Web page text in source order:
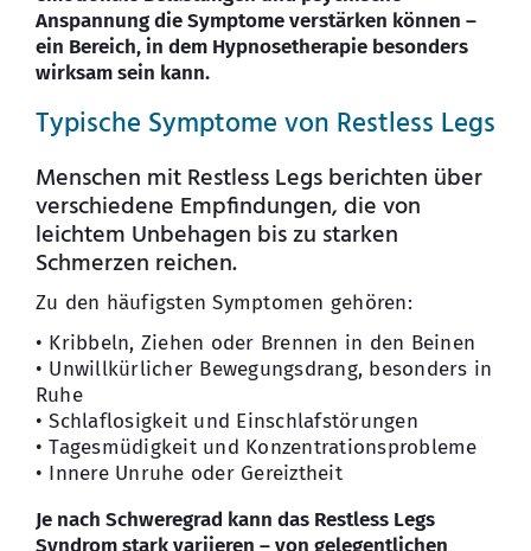
Anspannung die Symptome verstärken können –
ein Bereich, in dem Hypnosetherapie besonders
wirksam sein kann.
Typische Symptome von Restless Legs
Menschen mit Restless Legs berichten über
verschiedene Empfindungen, die von
leichtem Unbehagen bis zu starken
Schmerzen reichen.
Zu den häufigsten Symptomen gehören:
• Kribbeln, Ziehen oder Brennen in den Beinen
• Unwillkürlicher Bewegungsdrang, besonders in
Ruhe
• Schlaflosigkeit und Einschlafstörungen
• Tagesmüdigkeit und Konzentrationsprobleme
• Innere Unruhe oder Gereiztheit
Je nach Schweregrad kann das Restless Legs
Syndrom stark variieren – von gelegentlichen